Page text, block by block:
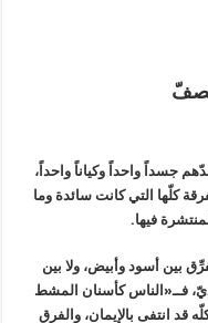
جسداً واحداً وكياناً واحداً،
كلّها التي كانت سائدة وما
فيها.
بين أسود وأبيض، ولا بين
فــ«الناس كأسنان المشط
قد انتفى بالإيمان، والفرق